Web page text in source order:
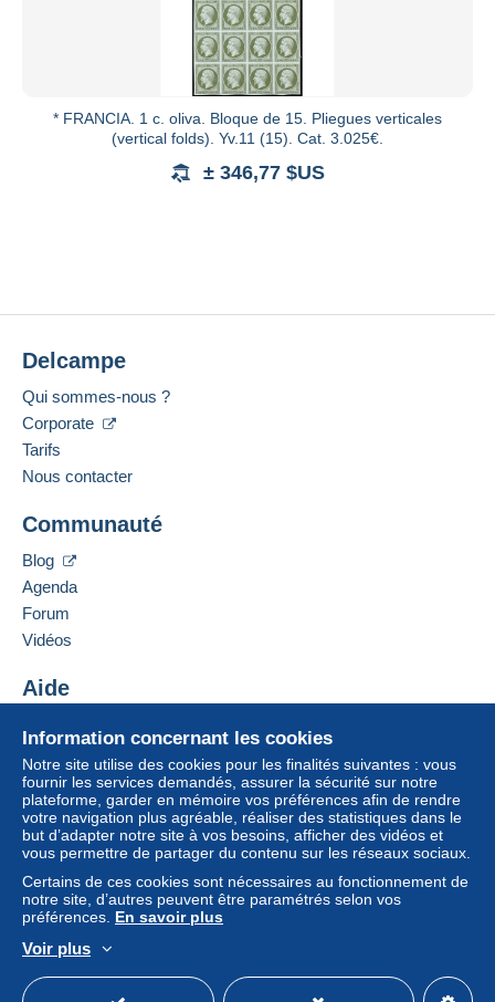
* FRANCIA. 1 c. oliva. Bloque de 15. Pliegues verticales
(vertical folds). Yv.11 (15). Cat. 3.025€.
± 346,77 $US
Information concernant les cookies
Notre site utilise des cookies pour les finalités suivantes : vous
fournir les services demandés, assurer la sécurité sur notre
plateforme, garder en mémoire vos préférences afin de rendre
votre navigation plus agréable, réaliser des statistiques dans le
but d’adapter notre site à vos besoins, afficher des vidéos et
vous permettre de partager du contenu sur les réseaux sociaux.
Certains de ces cookies sont nécessaires au fonctionnement de
notre site, d’autres peuvent être paramétrés selon vos
préférences. En savoir plus
Voir plus
Delcampe
Qui sommes-nous ?
Corporate
Tarifs
Nous contacter
Communauté
Blog
Agenda
Forum
Vidéos
Aide
Acheter sur Delcampe
Vendre sur Delcampe
Un site sécurisé